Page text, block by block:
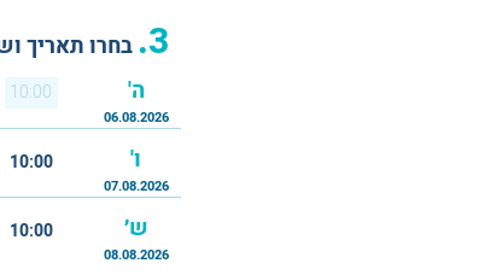
3. בחרו תאריך
ה'
06.08.2026
10:00
ו'
07.08.2026
10:00
ש׳
08.08.2026
10:00